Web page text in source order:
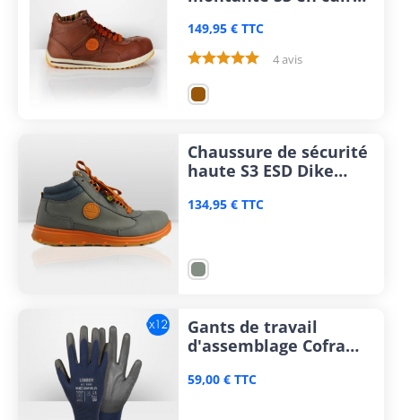
149,95 € TTC
4 avis
Chaussure de sécurité
haute S3 ESD Dike
134,95 € TTC
Gants de travail
d'assemblage Cofra
59,00 € TTC